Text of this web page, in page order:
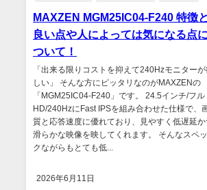
MAXZEN MGM25IC04-F240 特徴と
良い点や人によっては気になる点に
ついて！
「出来る限りコストを抑えて240Hzモニターが
しい」 そんな方にピッタリなのがMAXZENの
「MGM25IC04-F240」です。 24.5インチ/フル
HD/240HzにFast IPSを組み合わせた仕様で、
質と応答速度に優れており、見やすく低遅延か
滑らかな映像を映してくれます。 そんなスペッ
クながらもとても低...
2026年6月11日